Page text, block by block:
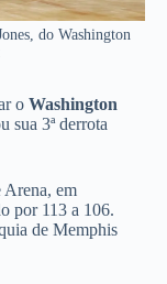
do Washington
o Washington
sua 3ª derrota
Arena, em
por 113 a 106.
de Memphis